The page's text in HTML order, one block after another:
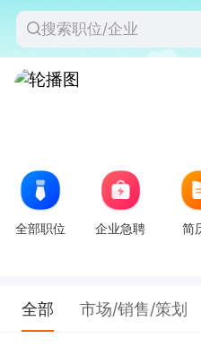
全部职位 企业急聘 简
全部 市场/销售/策划